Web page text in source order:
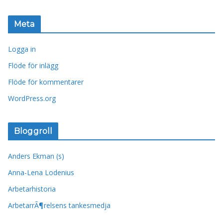
Meta
Logga in
Flöde för inlägg
Flöde för kommentarer
WordPress.org
Bloggroll
Anders Ekman (s)
Anna-Lena Lodenius
Arbetarhistoria
ArbetarrÃ¶relsens tankesmedja